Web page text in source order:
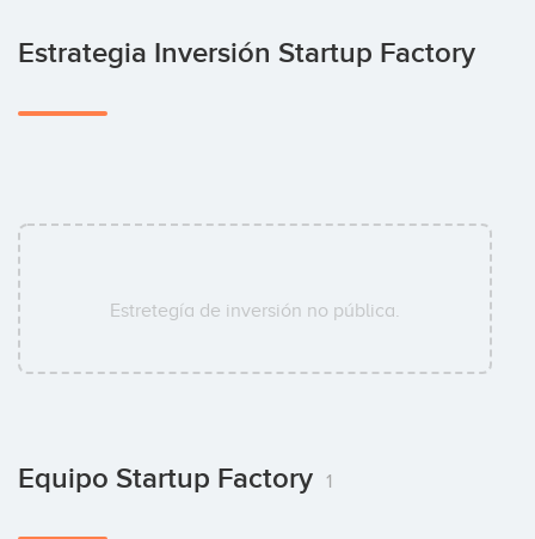
Estrategia Inversión Startup Factory
Estretegía de inversión no pública.
Equipo Startup Factory 1